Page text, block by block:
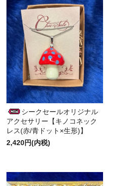
シークセールオリジナル
アクセサリー【キノコネック
レス(赤/青ドット×生形)】
2,420円(内税)